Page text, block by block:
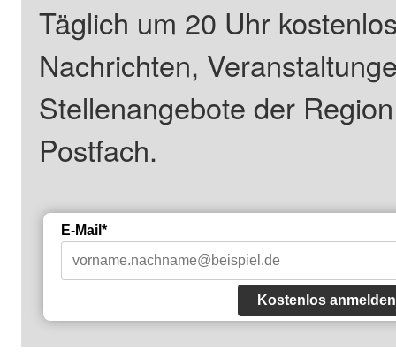
Täglich um 20 Uhr
Nachrichten,
Stellenangebote der
Postfach.
E-Mail*
Kostenlos anmelden